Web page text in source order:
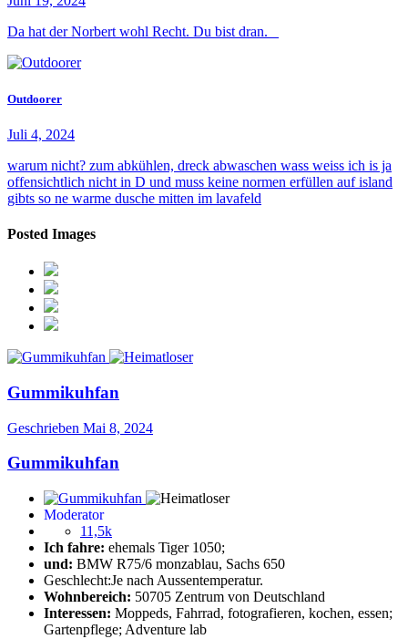
Da hat der Norbert wohl Recht. Du bist dran.
Outdoorer
Juli 4, 2024
warum nicht? zum abkühlen, dreck abwaschen wass weiss ich is ja
offensichtlich nicht in D und muss keine normen erfüllen auf island
gibts so ne warme dusche mitten im lavafeld
Posted Images
Gummikuhfan
Geschrieben Mai 8, 2024
Gummikuhfan
Moderator
11,5k
Ich fahre: ehemals Tiger 1050;
und: BMW R75/6 monzablau, Sachs 650
Geschlecht:Je nach Aussentemperatur.
Wohnbereich: 50705 Zentrum von Deutschland
Interessen: Moppeds, Fahrrad, fotografieren, kochen, essen;
Gartenpflege; Adventure lab